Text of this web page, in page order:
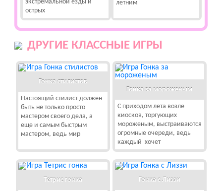
экстремальной езды и
острых
летним
ДРУГИЕ КЛАССНЫЕ ИГРЫ
Гонка стилистов
Настоящий стилист должен
быть не только просто
мастером своего дела, а
еще и самым быстрым
мастером, ведь мир
Гонка за мороженым
С приходом лета возле
киосков, торгующих
мороженым, выстраиваются
огромные очереди, ведь
каждый хочет
Тетрис гонка Гонка с Лиззи